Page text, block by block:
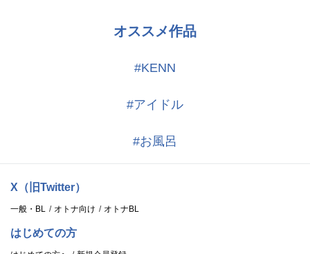
オススメ作品
#KENN
#アイドル
#お風呂
X（旧Twitter）
一般・BL オトナ向け オトナBL
はじめての方